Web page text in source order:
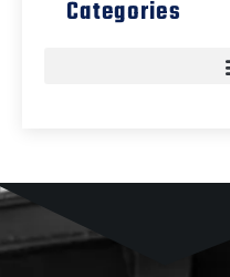
Categories